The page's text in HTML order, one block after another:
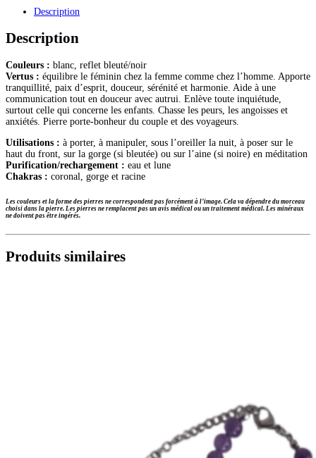
blanche
6mm
Description
Description
Couleurs : blanc, reflet bleuté/noir
Vertus : équilibre le féminin chez la femme comme chez l’homme. Apporte
tranquillité, paix d’esprit, douceur, sérénité et harmonie. Aide à une
communication tout en douceur avec autrui. Enlève toute inquiétude,
surtout celle qui concerne les enfants. Chasse les peurs, les angoisses et
anxiétés. Pierre porte-bonheur du couple et des voyageurs.
Utilisations : à porter, à manipuler, sous l’oreiller la nuit, à poser sur le
haut du front, sur la gorge (si bleutée) ou sur l’aine (si noire) en méditation
Purification/rechargement : eau et lune
Chakras : coronal, gorge et racine
Les couleurs et la forme des pierres ne correspondent pas forcément à l’image. Cela va dépendre du morceau
choisi dans la pierre. Les pierres ne remplacent pas un avis médical ou un traitement médical. Les minéraux
ne doivent pas être ingérés.
Produits similaires